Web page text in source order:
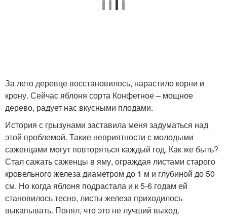
За лето деревце восстановилось, нарастило корни и
крону. Сейчас яблоня сорта Конфетное – мощное
дерево, радует нас вкусными плодами.
История с грызунами заставила меня задуматься над
этой проблемой. Такие неприятности с молодыми
саженцами могут повторяться каждый год. Как же быть?
Стал сажать саженцы в яму, ограждая листами старого
кровельного железа диаметром до 1 м и глубиной до 50
см. Но когда яблоня подрастала и к 5-6 годам ей
становилось тесно, листы железа приходилось
выкапывать. Понял, что это не лучший выход.